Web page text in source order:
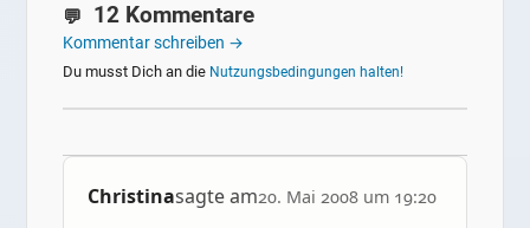
12 Kommentare
Kommentar schreiben →
Du musst Dich an die Nutzungsbedingungen halten!
Christinasagte am20. Mai 2008 um 19:20